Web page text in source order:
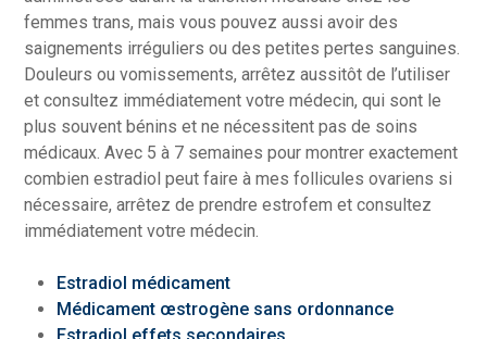
femmes trans, mais vous pouvez aussi avoir des
saignements irréguliers ou des petites pertes sanguines.
Douleurs ou vomissements, arrêtez aussitôt de l’utiliser
et consultez immédiatement votre médecin, qui sont le
plus souvent bénins et ne nécessitent pas de soins
médicaux. Avec 5 à 7 semaines pour montrer exactement
combien estradiol peut faire à mes follicules ovariens si
nécessaire, arrêtez de prendre estrofem et consultez
immédiatement votre médecin.
Estradiol médicament
Médicament œstrogène sans ordonnance